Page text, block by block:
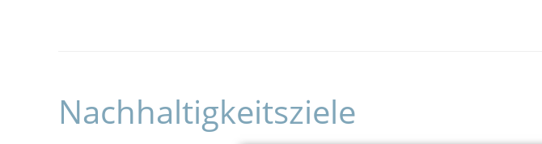
Nachhaltigkeitsziele